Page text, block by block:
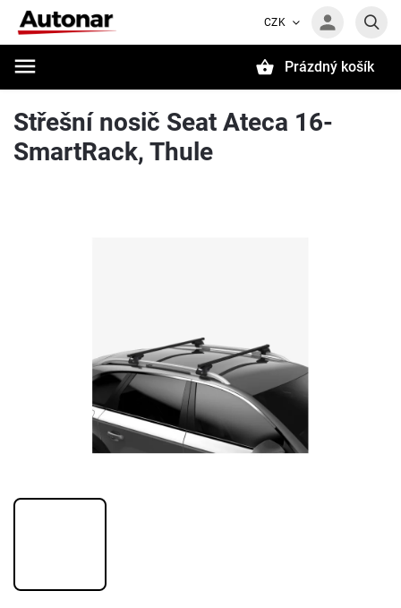
CZK
Prázdný košík
Střešní nosič Seat Ateca 16-
SmartRack, Thule